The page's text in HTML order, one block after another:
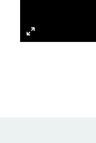
Enter